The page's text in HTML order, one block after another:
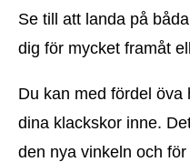
Se till att landa på
dig för mycket framåt
Du kan med fördel öva
dina klackskor inne.
den nya vinkeln och